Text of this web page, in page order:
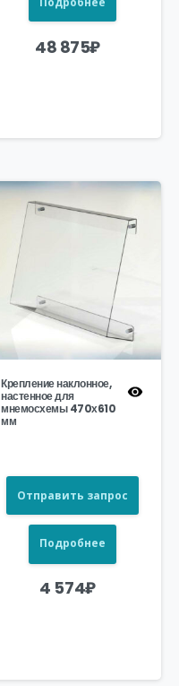
48 875₽
Крепление наклонное,
настенное для
мнемосхемы 470х610
мм
Отправить запрос
Подробнее
4 574₽